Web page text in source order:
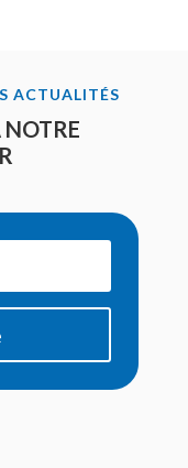
ACTUALITÉS
NOTRE